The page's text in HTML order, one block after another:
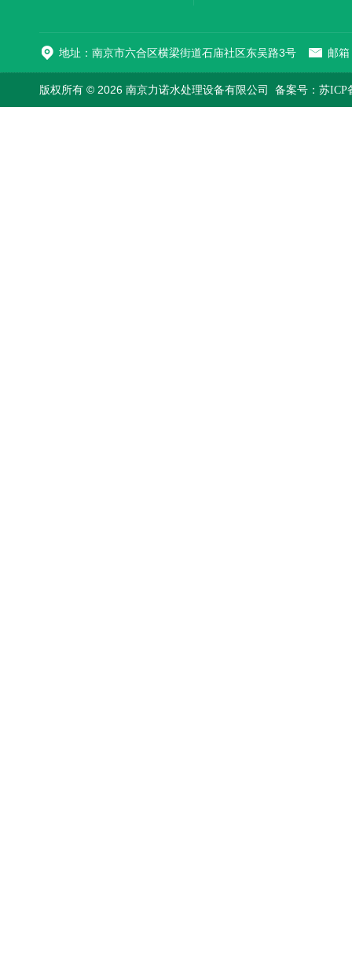
地址：南京市六合区横梁街道石庙社区东吴路3号 邮
版权所有 © 2026 南京力诺水处理设备有限公司 备案号：苏ICP